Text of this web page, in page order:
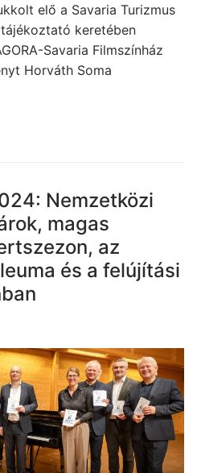
elő a Savaria Turizmus
keretében
Savaria Filmszínház
Horváth Soma
Nemzetközi
magas
az
és a felújítási